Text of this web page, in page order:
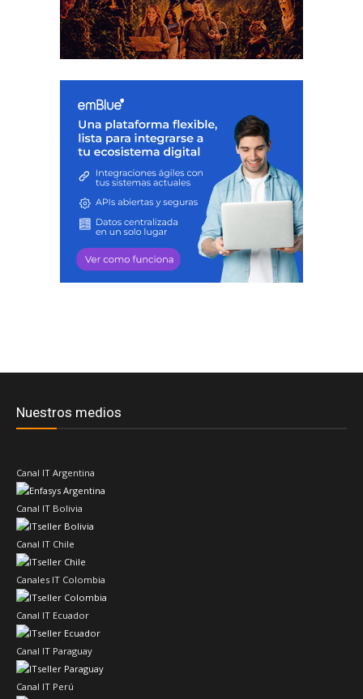
Nuestros medios
Canal IT Argentina
Canal IT Bolivia
Canal IT Chile
Canales IT Colombia
Canal IT Ecuador
Canal IT Paraguay
Canal IT Perú